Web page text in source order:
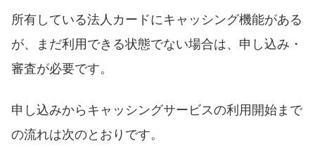
所有している法人カードにキャッシング機能がある
が、まだ利用できる状態でない場合は、申し込み・
審査が必要です。
申し込みからキャッシングサービスの利用開始まで
の流れは次のとおりです。